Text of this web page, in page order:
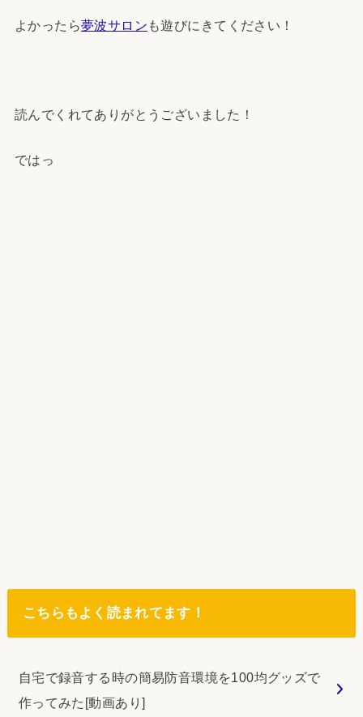
よかったら夢波サロン も遊びにきてください！
読んでくれてありがとうございました！
ではっ
こちらもよく読まれてます！
自宅で録音する時の簡易防音環境を100均グッズで
作ってみた[動画あり]